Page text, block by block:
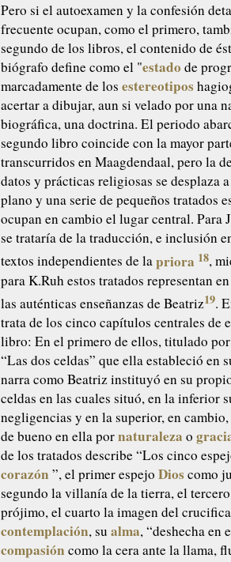
Pero si el autoexamen y la confesión
frecuente ocupan, como el primero,
segundo de los libros, el contenido de
biógrafo define como el "estado de
marcadamente de losestereotipos
acertar a dibujar, aun si velado por una
biográfica, una doctrina. El periodo
segundo libro coincide con la mayor
transcurridos en Maagdendaal, pero la
datos y prácticas religiosas se desplaza
plano y una serie de pequeños tratados
ocupan en cambio el lugar central. Para
se trataría de la traducción, e inclusión
textos independientes de lapriora 18,
para K.Ruh estos tratados representan
las auténticas enseñanzas de Beatriz19.
trata de los cinco capítulos centrales de
libro: En el primero de ellos, titulado
“Las dos celdas” que ella estableció en
narra como Beatriz instituyó en su
celdas en las cuales situó, en la inferior
negligencias y en la superior, en
de bueno en ella pornaturaleza o
de los tratados describe “Los cinco
corazón ”, el primer espejoDioscomo
segundo la villanía de la tierra, el
prójimo, el cuarto la imagen del
contemplación, sualma, “deshecha en
compasión como la cera ante la llama,